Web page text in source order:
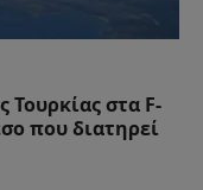
στα F-
που διατηρεί